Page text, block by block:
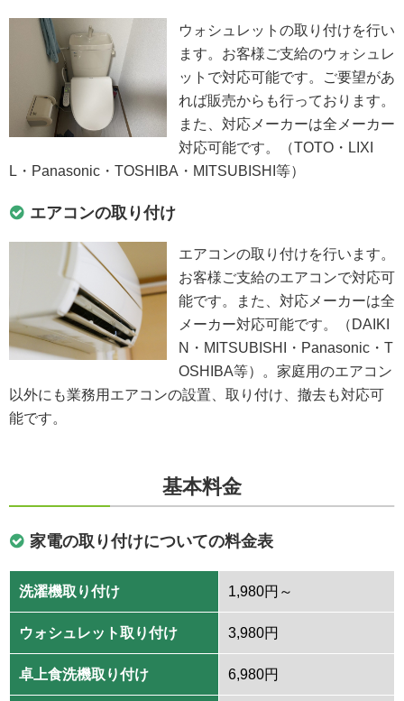
ウォシュレットの取り付けを行い
ます。お客様ご支給のウォシュレ
ットで対応可能です。ご要望があ
れば販売からも行っております。
また、対応メーカーは全メーカー
対応可能です。（TOTO・LIXI
L・Panasonic・TOSHIBA・MITSUBISHI等）
エアコンの取り付け
エアコンの取り付けを行います。
お客様ご支給のエアコンで対応可
能です。また、対応メーカーは全
メーカー対応可能です。（DAIKI
N・MITSUBISHI・Panasonic・T
OSHIBA等）。家庭用のエアコン
以外にも業務用エアコンの設置、取り付け、撤去も対応可
能です。
基本料金
家電の取り付けについての料金表
洗濯機取り付け 1,980円～
ウォシュレット取り付け 3,980円
卓上食洗機取り付け 6,980円